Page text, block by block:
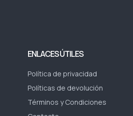
ENLACES ÚTILES
Política de privacidad
Políticas de devolución
Términos y Condiciones